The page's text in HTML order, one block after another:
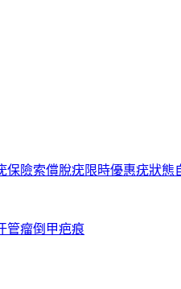
保險索償脫疣限時優惠疣狀態
管瘤倒甲疤痕